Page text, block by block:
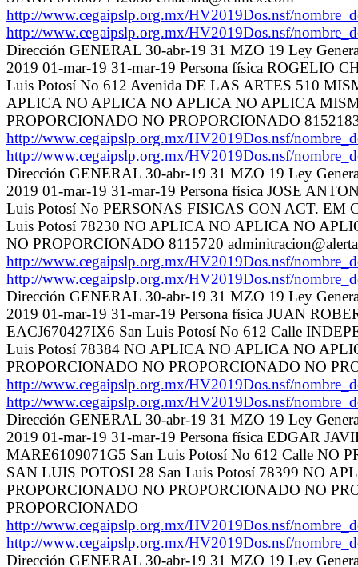
http://www.cegaipslp.org.mx/HV2019Dos.nsf/
http://www.cegaipslp.org.mx/HV2019Dos.nsf/
Dirección GENERAL 30-abr-19 31 MZO 19 Ley
2019 01-mar-19 31-mar-19 Persona física ROGELIO
Luis Potosí No 612 Avenida DE LAS ARTES 510
APLICA NO APLICA NO APLICA NO APLICA
PROPORCIONADO NO PROPORCIONADO
http://www.cegaipslp.org.mx/HV2019Dos.nsf/
http://www.cegaipslp.org.mx/HV2019Dos.nsf/
Dirección GENERAL 30-abr-19 31 MZO 19 Ley
2019 01-mar-19 31-mar-19 Persona física JOSE
Luis Potosí No PERSONAS FISICAS CON ACT.
Luis Potosí 78230 NO APLICA NO APLICA NO
NO PROPORCIONADO 8115720 adminitracion@alerta
http://www.cegaipslp.org.mx/HV2019Dos.nsf/
http://www.cegaipslp.org.mx/HV2019Dos.nsf/
Dirección GENERAL 30-abr-19 31 MZO 19 Ley
2019 01-mar-19 31-mar-19 Persona física JUAN
EACJ670427IX6 San Luis Potosí No 612 Calle
Luis Potosí 78384 NO APLICA NO APLICA NO
PROPORCIONADO NO PROPORCIONADO NO
http://www.cegaipslp.org.mx/HV2019Dos.nsf/
http://www.cegaipslp.org.mx/HV2019Dos.nsf/
Dirección GENERAL 30-abr-19 31 MZO 19 Ley
2019 01-mar-19 31-mar-19 Persona física EDGAR
MARE6109071G5 San Luis Potosí No 612 Calle NO
SAN LUIS POTOSI 28 San Luis Potosí 78399 NO
PROPORCIONADO NO PROPORCIONADO NO
PROPORCIONADO
http://www.cegaipslp.org.mx/HV2019Dos.nsf/
http://www.cegaipslp.org.mx/HV2019Dos.nsf/
Dirección GENERAL 30-abr-19 31 MZO 19 Ley